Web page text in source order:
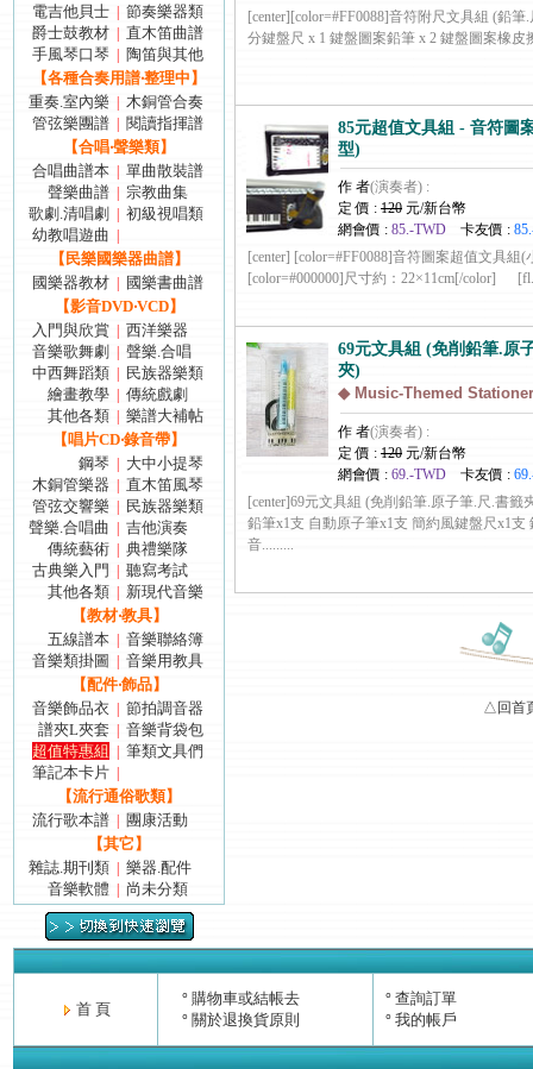
電吉他貝士
節奏樂器類
爵士鼓教材
直木笛曲譜
手風琴口琴
陶笛與其他
【各種合奏用譜‧整理中】
重奏.室內樂
木銅管合奏
管弦樂團譜
閱讀指揮譜
【合唱‧聲樂類】
合唱曲譜本
單曲散裝譜
聲樂曲譜
宗教曲集
歌劇.清唱劇
初級視唱類
幼教唱遊曲
【民樂國樂器曲譜】
國樂器教材
國樂書曲譜
【影音DVD‧VCD】
入門與欣賞
西洋樂器
音樂歌舞劇
聲樂.合唱
中西舞蹈類
民族器樂類
繪畫教學
傳統戲劇
其他各類
樂譜大補帖
【唱片CD‧錄音帶】
鋼琴
大中小提琴
木銅管樂器
直木笛風琴
管弦交響樂
民族器樂類
聲樂.合唱曲
吉他演奏
傳統藝術
典禮樂隊
古典樂入門
聽寫考試
其他各類
新現代音樂
【教材‧教具】
五線譜本
音樂聯絡簿
音樂類掛圖
音樂用教具
【配件‧飾品】
音樂飾品衣
節拍調音器
譜夾L夾套
音樂背袋包
超值特惠組
筆類文具們
筆記本卡片
【流行通俗歌類】
流行歌本譜
團康活動
【其它】
雜誌.期刊類
樂器.配件
音樂軟體
尚未分類
[center][color=#FF0088]音符附尺文具組 (鉛
分鍵盤尺 x 1 鍵盤圖案鉛筆 x 2 鍵盤圖案橡皮
85元超值文具組 - 音符圖
型)
作 者(演奏者) :
定 價 : 120 元/新台幣
網會價 : 85.-TWD 卡友價 :
[center] [color=#FF0088]音符圖案超值文具組(
[color=#000000]尺寸約：22×11cm[/color]
69元文具組 (免削鉛筆.原
夾)
◆ Music-Themed
作 者(演奏者) :
定 價 : 120 元/新台幣
網會價 : 69.-TWD 卡友價 :
[center]69元文具組 (免削鉛筆.原子筆.尺.書籤
鉛筆x1支 自動原子筆x1支 簡約風鍵盤尺x1支
音.........
△回首
首 頁
° 購物車或結帳去
° 關於退換貨原則
° 查詢訂單
° 我的帳戶